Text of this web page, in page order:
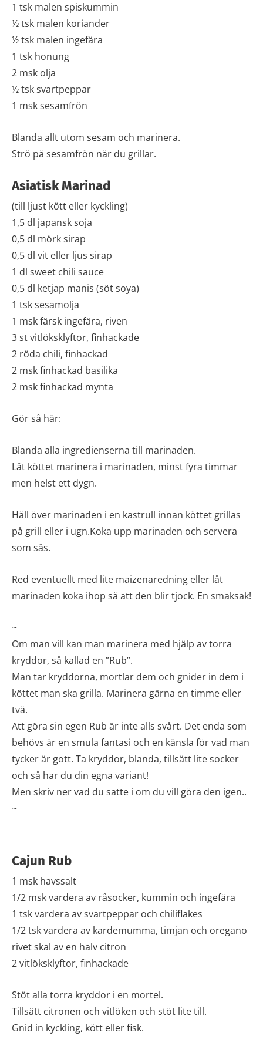
1 tsk malen spiskummin
½ tsk malen koriander
½ tsk malen ingefära
1 tsk honung
2 msk olja
½ tsk svartpeppar
1 msk sesamfrön
Blanda allt utom sesam och marinera.
Strö på sesamfrön när du grillar.
Asiatisk Marinad
(till ljust kött eller kyckling)
1,5 dl japansk soja
0,5 dl mörk sirap
0,5 dl vit eller ljus sirap
1 dl sweet chili sauce
0,5 dl ketjap manis (söt soya)
1 tsk sesamolja
1 msk färsk ingefära, riven
3 st vitlöksklyftor, finhackade
2 röda chili, finhackad
2 msk finhackad basilika
2 msk finhackad mynta
Gör så här:
Blanda alla ingredienserna till marinaden.
Låt köttet marinera i marinaden, minst fyra timmar
men helst ett dygn.
Häll över marinaden i en kastrull innan köttet grillas
på grill eller i ugn.Koka upp marinaden och servera
som sås.
Red eventuellt med lite maizenaredning eller låt
marinaden koka ihop så att den blir tjock. En smaksak!
~
Om man vill kan man marinera med hjälp av torra
kryddor, så kallad en ”Rub”.
Man tar kryddorna, mortlar dem och gnider in dem i
köttet man ska grilla. Marinera gärna en timme eller
två.
Att göra sin egen Rub är inte alls svårt. Det enda som
behövs är en smula fantasi och en känsla för vad man
tycker är gott. Ta kryddor, blanda, tillsätt lite socker
och så har du din egna variant!
Men skriv ner vad du satte i om du vill göra den igen..
~
Cajun Rub
1 msk havssalt
1/2 msk vardera av råsocker, kummin och ingefära
1 tsk vardera av svartpeppar och chiliflakes
1/2 tsk vardera av kardemumma, timjan och oregano
rivet skal av en halv citron
2 vitlöksklyftor, finhackade
Stöt alla torra kryddor i en mortel.
Tillsätt citronen och vitlöken och stöt lite till.
Gnid in kyckling, kött eller fisk.